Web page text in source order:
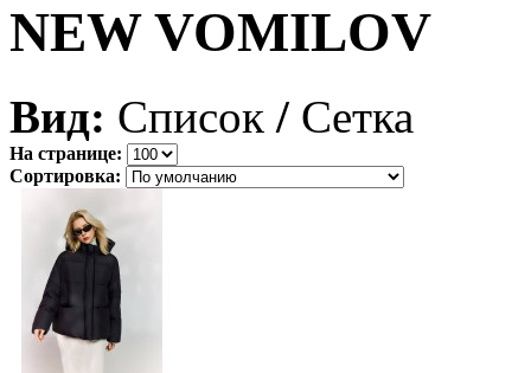
NEW VOMILOV
Вид: Список / Сетка
На странице:
Сортировка: